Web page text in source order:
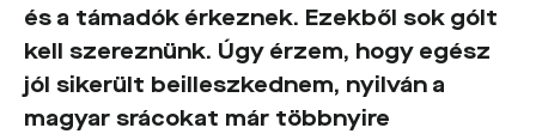
és a támadók érkeznek. Ezekből sok gólt
kell szereznünk. Úgy érzem, hogy egész
jól sikerült beilleszkednem, nyilván a
magyar srácokat már többnyire